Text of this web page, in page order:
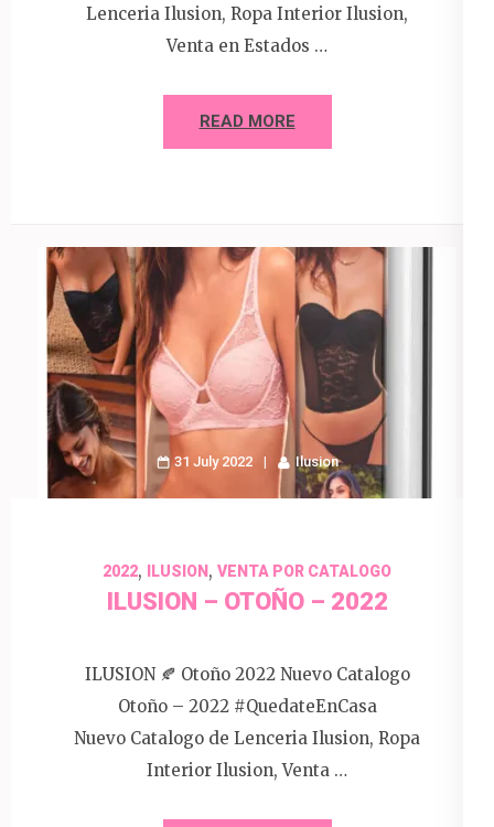
Lenceria Ilusion, Ropa Interior Ilusion,
Venta en Estados …
READ MORE
31 July 2022 Ilusion
2022, ILUSION , VENTA POR CATALOGO
ILUSION – OTOÑO – 2022
ILUSION 🍂 Otoño 2022 Nuevo Catalogo
Otoño – 2022 #QuedateEnCasa
Nuevo Catalogo de Lenceria Ilusion, Ropa
Interior Ilusion, Venta …